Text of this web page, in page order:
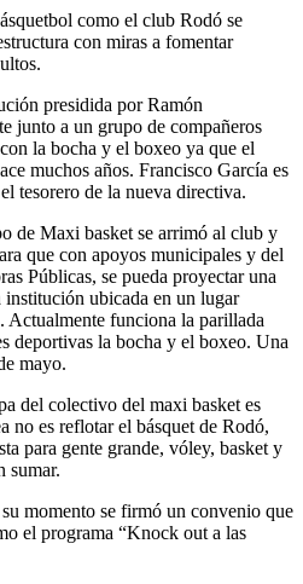
como el club Rodó se
con miras a fomentar
presidida por Ramón
junto a un grupo de compañeros
la bocha y el boxeo ya que el
muchos años. Francisco García es
tesorero de la nueva directiva.
de Maxi basket se arrimó al club y
que con apoyos municipales y del
Públicas, se pueda proyectar una
ubicada en un lugar
Actualmente funciona la parillada
deportivas la bocha y el boxeo. Una
mayo.
del colectivo del maxi basket es
no es reflotar el básquet de Rodó,
para gente grande, vóley, basket y
sumar.
momento se firmó un convenio que
el programa “Knock out a las